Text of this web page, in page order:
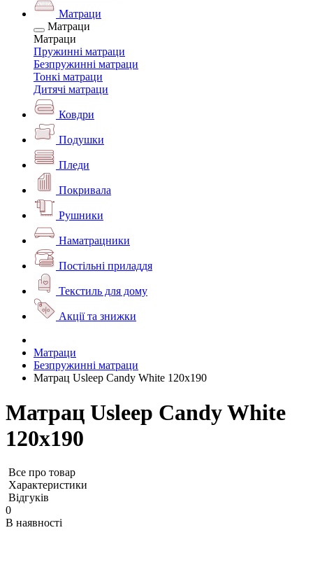
Матраци
Матраци
Матраци
Пружинні матраци
Безпружинні матраци
Тонкі матраци
Дитячі матраци
Ковдри
Подушки
Пледи
Покривала
Рушники
Наматрацники
Постільні приладдя
Текстиль для дому
Акції та знижки
Матраци
Безпружинні матраци
Матрац Usleep Candy White 120x190
Матрац Usleep Candy White
120x190
Все про товар
Характеристики
Відгуків
0
В наявності